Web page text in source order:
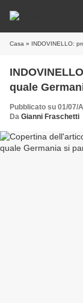
Casa » INDOVINELLO:
quale
Pubblicato su 01/07/
Da Gianni Fraschetti